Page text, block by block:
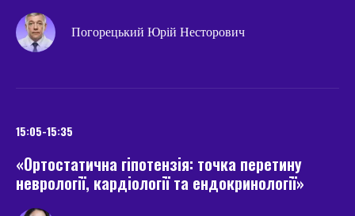
Погорецький Юрій Несторович
15:05-15:35
«Ортостатична гіпотензія: точка перетину
неврології, кардіології та ендокринології»